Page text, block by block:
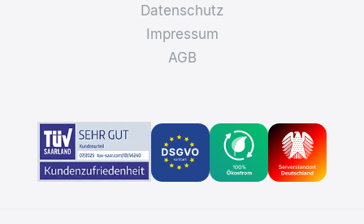
Datenschutz
Impressum
AGB